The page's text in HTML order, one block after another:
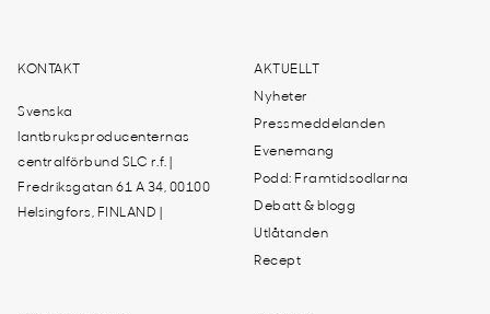
KONTAKT
Svenska
lantbruksproducenternas
centralförbund SLC r.f. |
Fredriksgatan 61 A 34, 00100
Helsingfors, FINLAND |
AKTUELLT
Nyheter
Pressmeddelanden
Evenemang
Podd: Framtidsodlarna
Debatt & blogg
Utlåtanden
Recept